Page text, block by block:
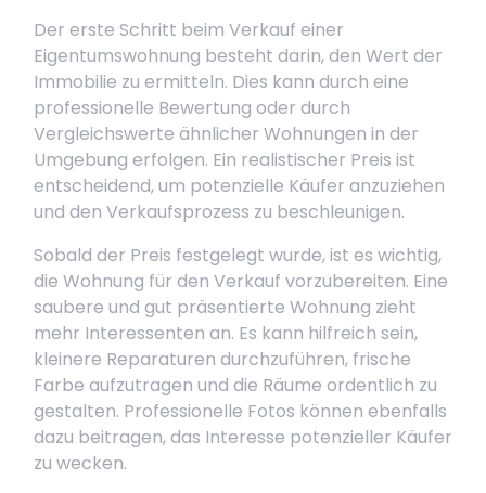
Der erste Schritt beim Verkauf einer
Eigentumswohnung besteht darin, den Wert der
Immobilie zu ermitteln. Dies kann durch eine
professionelle Bewertung oder durch
Vergleichswerte ähnlicher Wohnungen in der
Umgebung erfolgen. Ein realistischer Preis ist
entscheidend, um potenzielle Käufer anzuziehen
und den Verkaufsprozess zu beschleunigen.
Sobald der Preis festgelegt wurde, ist es wichtig,
die Wohnung für den Verkauf vorzubereiten. Eine
saubere und gut präsentierte Wohnung zieht
mehr Interessenten an. Es kann hilfreich sein,
kleinere Reparaturen durchzuführen, frische
Farbe aufzutragen und die Räume ordentlich zu
gestalten. Professionelle Fotos können ebenfalls
dazu beitragen, das Interesse potenzieller Käufer
zu wecken.